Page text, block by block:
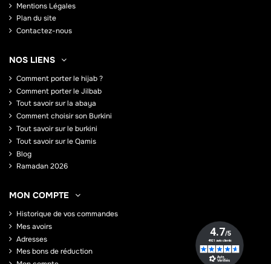
Mentions Légales
Plan du site
Contactez-nous
NOS LIENS
Comment porter le hijab ?
Comment porter le Jilbab
Tout savoir sur la abaya
Comment choisir son Burkini
Tout savoir sur le burkini
Tout savoir sur le Qamis
Blog
Ramadan 2026
MON COMPTE
Historique de vos commandes
Mes avoirs
Adresses
Mes bons de réduction